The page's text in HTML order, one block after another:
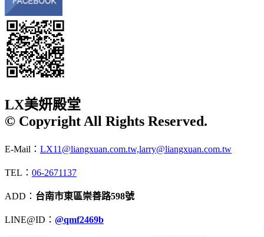
LX美妍殿堂
© Copyright All Rights Reserved.
E-Mail： LX11@liangxuan.com.tw,larry@liangxuan.com.tw
TEL： 06-2671137
ADD： 台南市東區崇善路598號
LINE@ID： @qmf2469b